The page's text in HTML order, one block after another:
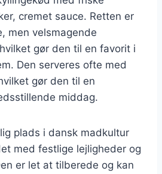
cremet sauce. Retten er
men velsmagende
gør den til en favorit i
Den serveres ofte med
gør den til en
middag.
plads i dansk madkultur
med festlige lejligheder og
er let at tilberede og kan